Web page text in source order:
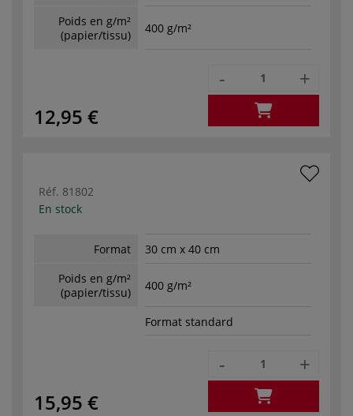
Poids en g/m²
(papier/tissu)
400 g/m²
12,95 €
- +
Réf. 81802
En stock
Format
30 cm x 40 cm
Poids en g/m²
(papier/tissu)
400 g/m²
Format standard
15,95 €
- +